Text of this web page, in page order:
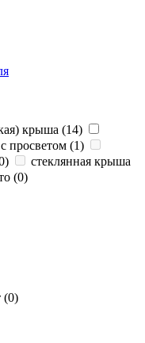
крыша (14)
просветом (1)
)
стеклянная крыша
(0)
(0)